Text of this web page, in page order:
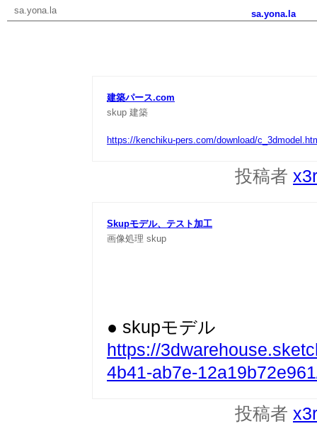
sa.yona.la sa.yona.la
建築パース.com
skup 建築
https://kenchiku-pers.com/download/
投稿者
Skupモデル、テスト加工
画像処理 skup
● skupモデル
https://
4b41-ab7e-
投稿者